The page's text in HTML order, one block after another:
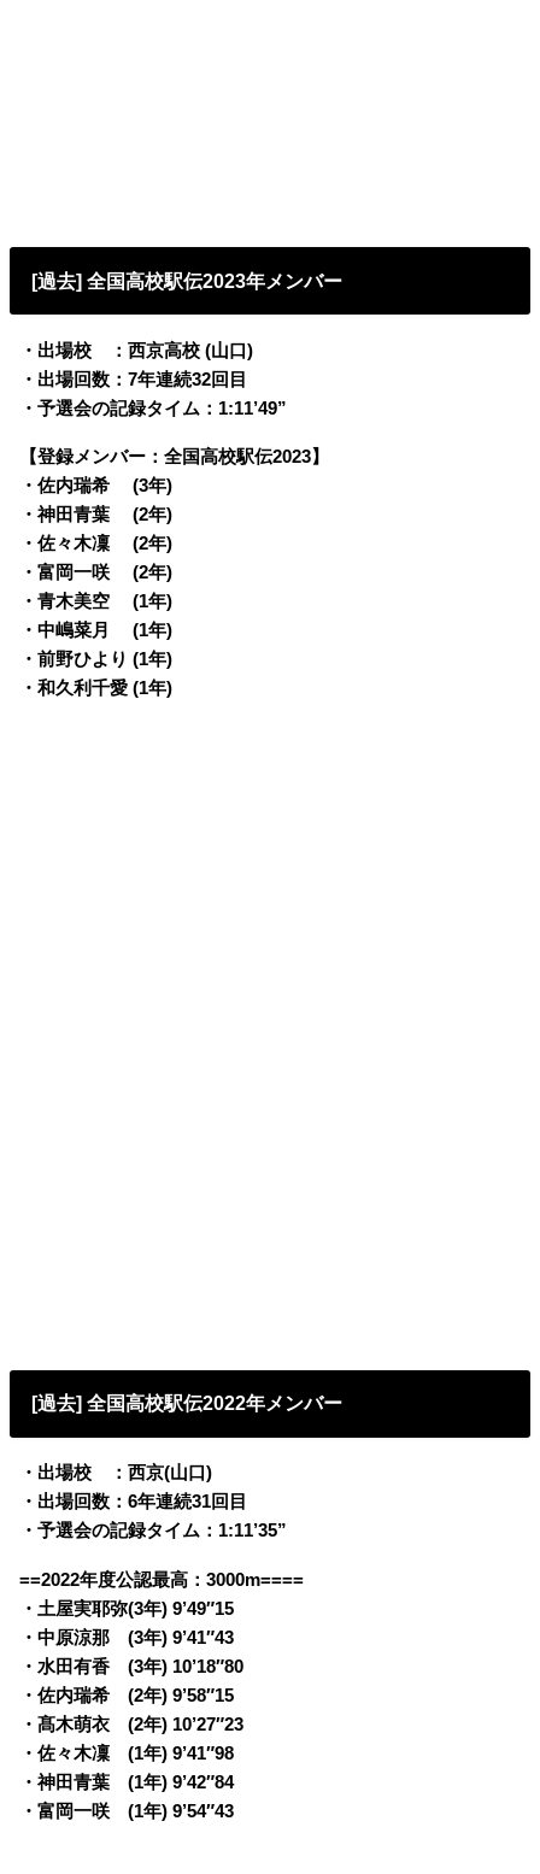
[過去] 全国高校駅伝2023年メンバー
・出場校 ：西京高校 (山口)
・出場回数：7年連続32回目
・予選会の記録タイム：1:11’49”
【登録メンバー：全国高校駅伝2023】
・佐内瑞希 (3年)
・神田青葉 (2年)
・佐々木凜 (2年)
・富岡一咲 (2年)
・青木美空 (1年)
・中嶋菜月 (1年)
・前野ひより (1年)
・和久利千愛 (1年)
[過去] 全国高校駅伝2022年メンバー
・出場校 ：西京(山口)
・出場回数：6年連続31回目
・予選会の記録タイム：1:11’35”
==2022年度公認最高：3000m====
・土屋実耶弥(3年) 9’49″15
・中原涼那 (3年) 9’41″43
・水田有香 (3年) 10’18″80
・佐内瑞希 (2年) 9’58″15
・髙木萌衣 (2年) 10’27″23
・佐々木凜 (1年) 9’41″98
・神田青葉 (1年) 9’42″84
・富岡一咲 (1年) 9’54″43